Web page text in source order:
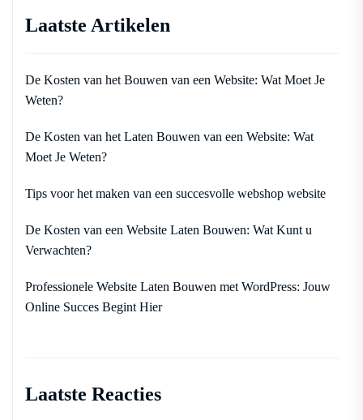
Laatste Artikelen
De Kosten van het Bouwen van een Website: Wat Moet Je
Weten?
De Kosten van het Laten Bouwen van een Website: Wat
Moet Je Weten?
Tips voor het maken van een succesvolle webshop website
De Kosten van een Website Laten Bouwen: Wat Kunt u
Verwachten?
Professionele Website Laten Bouwen met WordPress: Jouw
Online Succes Begint Hier
Laatste Reacties